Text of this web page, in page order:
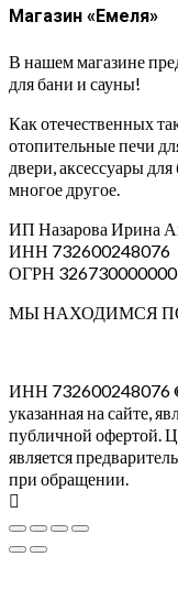
Магазин «Емеля»
В нашем магазине
для бани и сауны!
Как отечественных
отопительные печи
двери, аксессуары
многое другое.
ИП Назарова Ирина
ИНН 732600248076
ОГРН
МЫ НАХОДИМСЯ
ИНН 732600248076
указанная на сайте,
публичной офертой.
является
при обращении.